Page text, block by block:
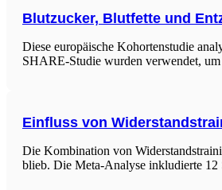
Blutzucker, Blutfette und
Diese europäische Kohortenstudie
SHARE-Studie wurden verwendet,
Einfluss von
Die Kombination von
blieb. Die Meta-Analyse inkludierte 12